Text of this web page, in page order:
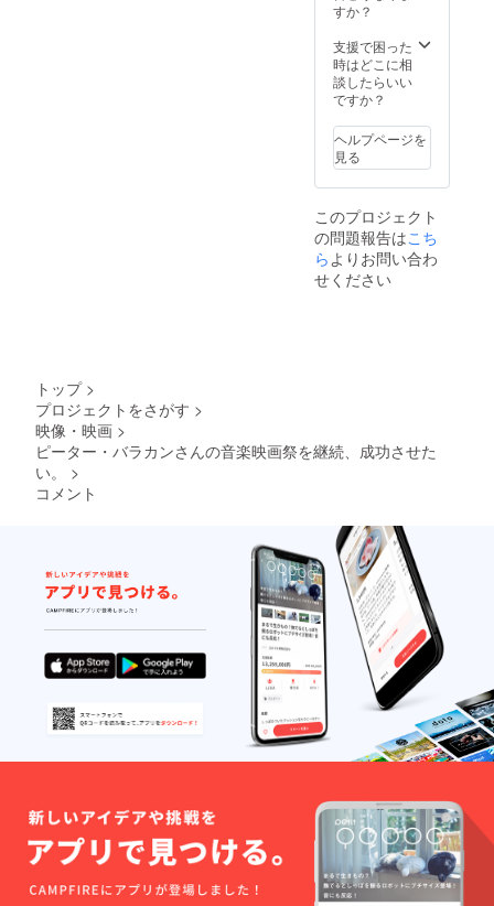
直後
援者様
のお名
前（も
しくは
ネーム
など）
を表記
したエ
ロール
を上映
しま
す。
WEB用
ニック
ネー
ドロー
ルを付
けま
す。 支
援時、
必ず備
考欄に
エンド
ロール
に掲載
を希望
される
お名前
をご記
さい
すか？
支援で困った
時はどこに相
談したらいい
ですか？
ヘルプページを
見る
このプロジェクト
の問題報告はこち
らよりお問い合わ
せください
トップ >
プロジェクトをさがす >
映像・映画 >
ピーター・バラカンさんの音楽映画祭を継続、成功させた
い。
>
コメント